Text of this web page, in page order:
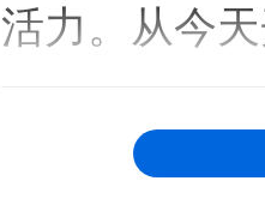
活力。从今